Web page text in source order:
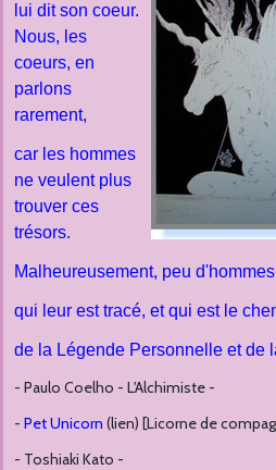
lui dit son coeur.
Nous, les
coeurs, en
parlons
rarement,
car les hommes
ne veulent plus
trouver ces
trésors.
Malheureusement, peu
qui leur est tracé, et qui est le
de la Légende Personnelle et de
- Paulo Coelho - L'Alchimiste -
- Pet Unicorn (lien) [Licorne de
- Toshiaki Kato -